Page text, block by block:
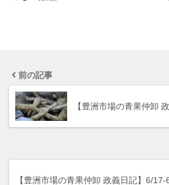
前の記事
【豊洲市場の青果仲卸
【豊洲市場の青果仲卸 政義日記】6/17-